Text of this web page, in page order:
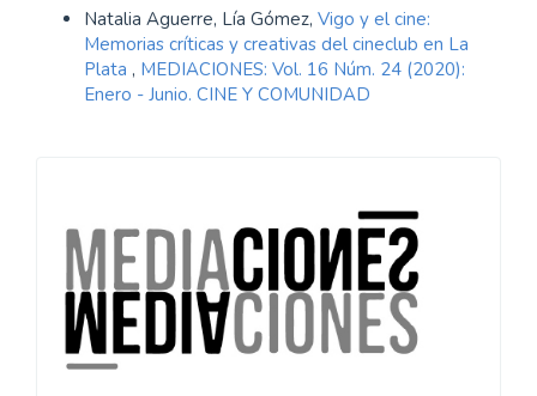
Natalia Aguerre, Lía Gómez, Vigo y el cine:
Memorias críticas y creativas del cineclub en La
Plata , MEDIACIONES: Vol. 16 Núm. 24 (2020):
Enero - Junio. CINE Y COMUNIDAD